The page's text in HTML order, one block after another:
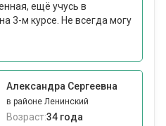
ещё учусь в
3-м курсе. Не всегда могу
Александра Сергеевна
в районе Ленинский
Возраст:34 года